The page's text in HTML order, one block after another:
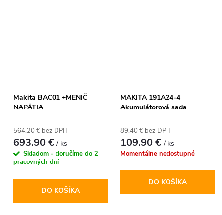
Makita BAC01 +MENIČ
NAPÄTIA
564.20 € bez DPH
693.90 €/ ks
Skladom - doručíme do 2
pracovných dní
DO KOŠÍKA
MAKITA 191A24-4
Akumulátorová sada
89.40 € bez DPH
109.90 €/ ks
Momentálne nedostupné
DO KOŠÍKA